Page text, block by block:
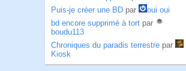
Puis-je créer une BD par
oui oui
bd encore supprimé à tort par
boudu113
Chroniques du paradis terrestre par
Kiosk